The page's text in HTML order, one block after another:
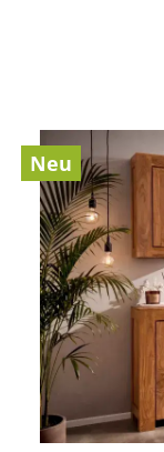
Neu